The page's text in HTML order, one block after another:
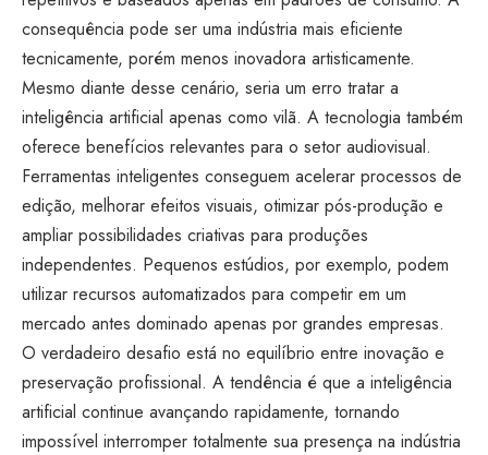
consequência pode ser uma indústria mais eficiente
tecnicamente, porém menos inovadora artisticamente.
Mesmo diante desse cenário, seria um erro tratar a
inteligência artificial apenas como vilã. A tecnologia também
oferece benefícios relevantes para o setor audiovisual.
Ferramentas inteligentes conseguem acelerar processos de
edição, melhorar efeitos visuais, otimizar pós-produção e
ampliar possibilidades criativas para produções
independentes. Pequenos estúdios, por exemplo, podem
utilizar recursos automatizados para competir em um
mercado antes dominado apenas por grandes empresas.
O verdadeiro desafio está no equilíbrio entre inovação e
preservação profissional. A tendência é que a inteligência
artificial continue avançando rapidamente, tornando
impossível interromper totalmente sua presença na indústria